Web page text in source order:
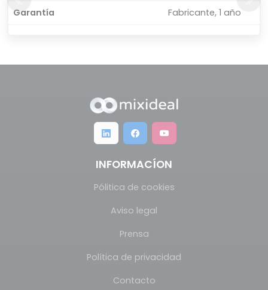
Garantía
Fabricante, 1 año
INFORMACÍON
Pólitica de cookies
Aviso legal
Prensa
Política de privacidad
Contacto